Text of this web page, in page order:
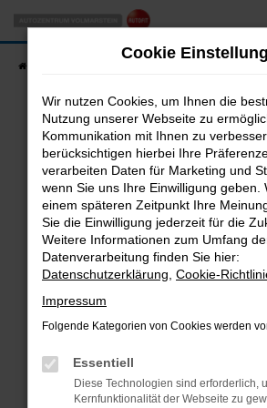
Zum
Hauptinhalt
springen
Fahrzeugsuche
Fehler: Network
Beim Laden ist ein Fehler
Hier sind ein paar Tipps, die dir
Überprüfe deine Firewall und
Internetverbindung.
Laden andere Webseiten, zum
Suchmaschine?
Prüfe deine
können das Laden bestimmter
verhindern. Funktioniert die
Cookie
Wir nutzen Cookies, um Ihnen die
Nutzung unserer Webseite zu
Kommunikation mit Ihnen zu
berücksichtigen hierbei Ihre
verarbeiten Daten für Marketing und
wenn Sie uns Ihre Einwilligung geben.
einem späteren Zeitpunkt Ihre
Sie die Einwilligung jederzeit für die
Weitere Informationen zum Umfang
Datenverarbeitung finden Sie hier:
Datenschutzerklärung Cookie-
Impressum
Folgende Kategorien von Cookies werden
Essentiell
Diese Technologien sind erforderlich,
Kernfunktionalität der Webseite zu